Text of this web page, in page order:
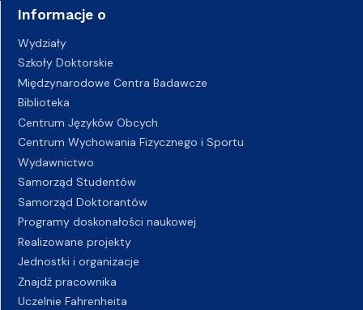
Informacje o
Wydziały
Szkoły Doktorskie
Międzynarodowe Centra Badawcze
Biblioteka
Centrum Języków Obcych
Centrum Wychowania Fizycznego i Sportu
Wydawnictwo
Samorząd Studentów
Samorząd Doktorantów
Programy doskonałości naukowej
Realizowane projekty
Jednostki i organizacje
Znajdź pracownika
Uczelnie Fahrenheita